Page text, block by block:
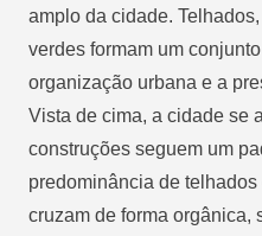
amplo da cidade.
verdes formam um
organização urbana e a
Vista de cima, a cidade se
construções seguem um
predominância de
cruzam de forma orgânica,